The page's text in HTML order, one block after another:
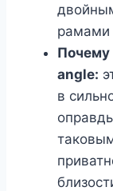
рамами
Почему
angle:
в